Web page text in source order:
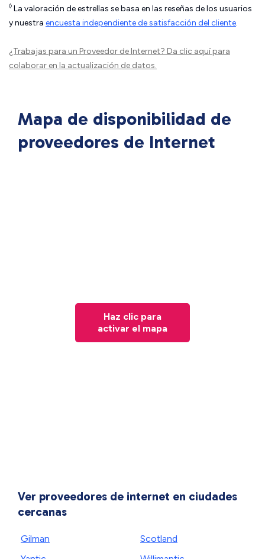
◊ La valoración de estrellas se basa en las reseñas de los usuarios
y nuestra encuesta independiente de satisfacción del cliente.
¿Trabajas para un Proveedor de Internet? Da clic aquípara
colaborar en la actualización de datos.
Mapa de disponibilidad de
proveedores de Internet
Haz clic para
activar el mapa
Ver proveedores de internet en ciudades
cercanas
Gilman
Scotland